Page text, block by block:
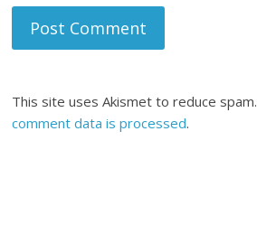
This site uses Akismet to reduce spam.
comment data is processed.